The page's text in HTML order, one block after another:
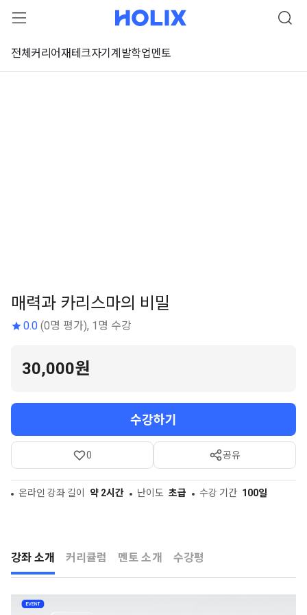
전체 커리어재테크자기계발학업멘토
좌 미리보기
매력과 카리스마의 비밀
0.0 (0명 평가), 1명 수강
30,000원
수강하기
0 공유
온라인 강좌 길이 약 2시간 난이도 초급 수강 기간 100일
강좌 소개 커리큘럼 멘토 소개 수강평